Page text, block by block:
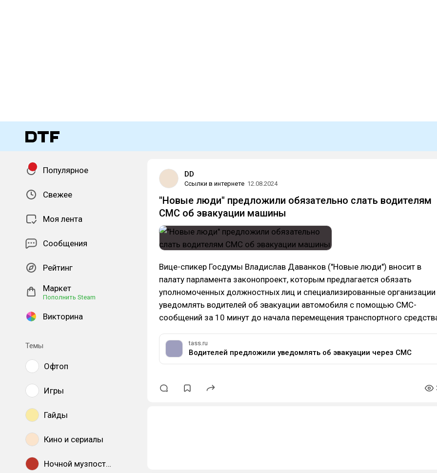
Популярное
Свежее
Моя лента
Сообщения
Рейтинг
Маркет
Пополнить Steam
Викторина
Темы
Офтоп
Игры
Гайды
Кино и сериалы
Ночной музпостинг
DD
Ссылки в интернете 12.08.2024
"Новые люди" предложили обязательно слать водителям
СМС об эвакуации машины
Вице-спикер Госдумы Владислав Даванков ("Новые люди") вносит в
палату парламента законопроект, которым предлагается обязать
уполномоченных должностных лиц и специализированные организации
уведомлять водителей об эвакуации автомобиля с помощью СМС-
сообщений за 10 минут до начала перемещения транспортного
tass.ru
Водителей предложили уведомлять об эвакуации через СМС